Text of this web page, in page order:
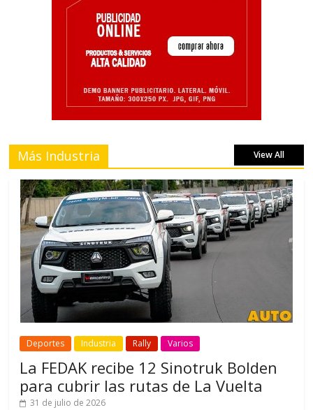
Más Industria View All
Deportes Industria Rally Varios
La FEDAK recibe 12 Sinotruk Bolden
para cubrir las rutas de La Vuelta
31 de julio de 2026